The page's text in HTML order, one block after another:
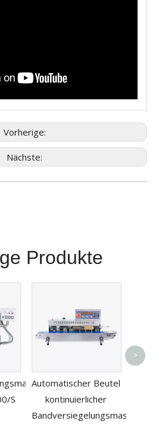
Vorherige:
Nächste:
Produkte
S
Automatischer Beutel
kontinuierlicher
Bandversiegelungsmaschine
>